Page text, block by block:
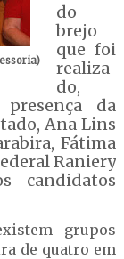
do
brejo
que foi
realiza
do,
da
Ana Lins
Fátima
Raniery
candidatos
grupos
de quatro em